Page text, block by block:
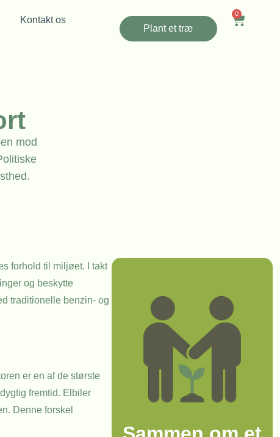
Kontakt os
Plant et træ
0
mod
forhold til miljøet. I takt
og beskytte
traditionelle benzin- og
er en af de største
fremtid. Elbiler
Denne forskel